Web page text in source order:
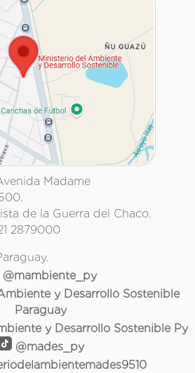
Madame
de la Guerra del Chaco.
2879000
y Desarrollo Sostenible
Paraguay
y Desarrollo Sostenible Py
@mades_py